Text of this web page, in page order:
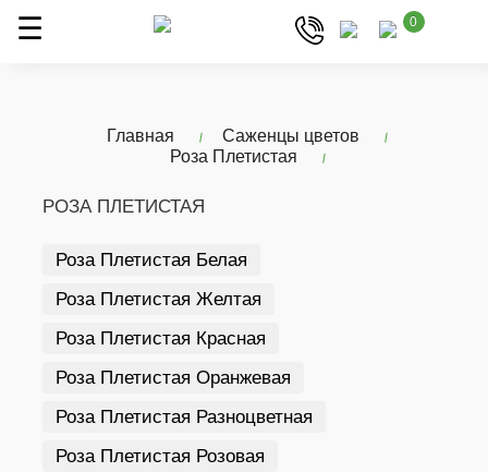
0
Главная
Саженцы цветов
Роза Плетистая
РОЗА ПЛЕТИСТАЯ
Роза Плетистая Белая
Роза Плетистая Желтая
Роза Плетистая Красная
Роза Плетистая Оранжевая
Роза Плетистая Разноцветная
Роза Плетистая Розовая